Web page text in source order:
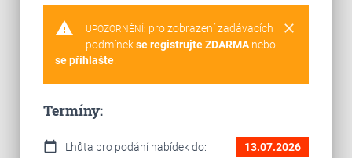
warning clear
UPOZORNĚNÍ: pro zobrazení zadávacích
podmínekse registrujte ZDARMAnebo
se přihlašte.
Termíny:
calendar_today Lhůta pro podání nabídek do: 13.07.2026